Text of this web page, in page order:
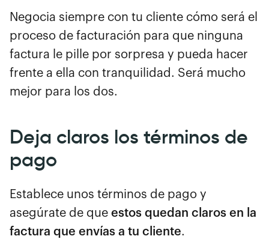
Negocia siempre con tu cliente cómo será el
proceso de facturación para que ninguna
factura le pille por sorpresa y pueda hacer
frente a ella con tranquilidad. Será mucho
mejor para los dos.
Deja claros los términos de
pago
Establece unos términos de pago y
asegúrate de que estos quedan claros en la
factura que envías a tu cliente.